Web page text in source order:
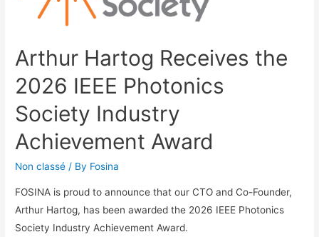
Arthur Hartog Receives the
2026 IEEE Photonics
Society Industry
Achievement Award
Non classé / By Fosina
FOSINA is proud to announce that our CTO and Co-Founder,
Arthur Hartog, has been awarded the 2026 IEEE Photonics
Society Industry Achievement Award.